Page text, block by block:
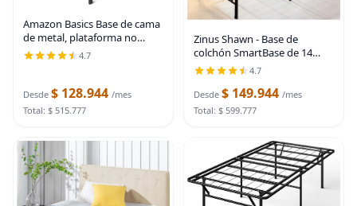
Amazon Basics Base de cama
de metal, plataforma no
plegable, fácil montaje,
individual, 39 pulgadas de
x 14 pulgadas de
4.7
Desde $ 128.944 /mes
Total: $ 515.777
Zinus Shawn - Base de
colchón SmartBase de 14
pulgadas / Marco de cama de
somier / Silencioso sin ruido /
Máximo
4.7
Desde $ 149.944 /mes
Total: $ 599.777